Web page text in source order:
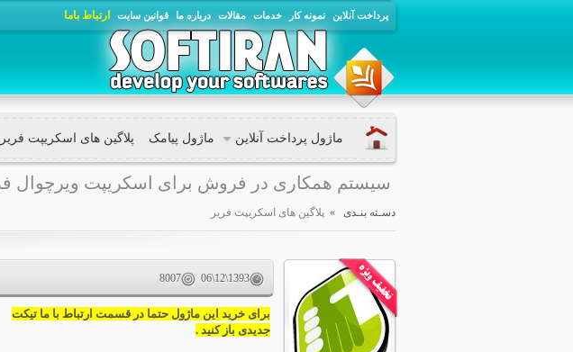
پرداخت آنلاین نمونه کار خدمات مقالات درباره ما قوانین سایت ارتباط با‌ما
ماژول پرداخت آنلاین ماژول پیامک پلاگین های اسکریپت فریر
سیستم همکاری در فروش برای اسکریپت ویرچوال
دسـته بنـدی » پلاگین های اسکریپت فریر
06\12\1393
8007
برای خرید این ماژول حتما در قسمت ارتباط با ما تیکت
جدیدی باز کنید .